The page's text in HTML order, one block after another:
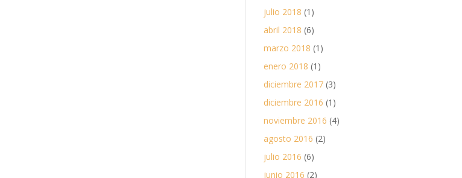
julio 2018 (1)
abril 2018 (6)
marzo 2018 (1)
enero 2018 (1)
diciembre 2017 (3)
diciembre 2016 (1)
noviembre 2016 (4)
agosto 2016 (2)
julio 2016 (6)
junio 2016 (2)